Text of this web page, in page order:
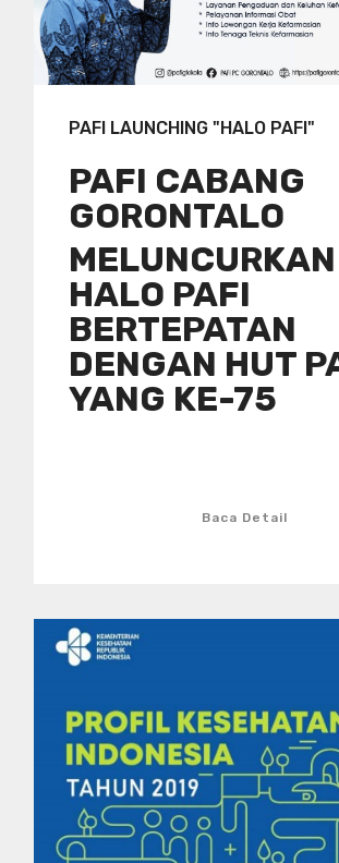
PAFI LAUNCHING "HALO PAFI"
PAFI CABANG
GORONTALO
MELUNCURKAN
HALO PAFI
BERTEPATAN
DENGAN HUT
YANG KE-75
Baca Detail